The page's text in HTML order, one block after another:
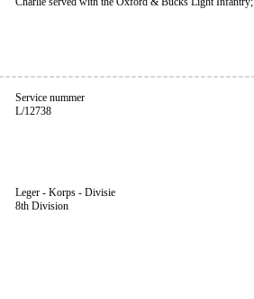
Service nummer
L/12738
Leger - Korps - Divisie
8th Division